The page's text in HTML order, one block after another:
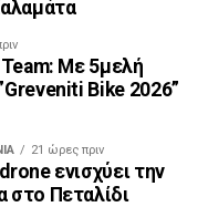
Με 5μελή
Bike 2026”
21 ώρες πριν
ενισχύει την
στο Πεταλίδι